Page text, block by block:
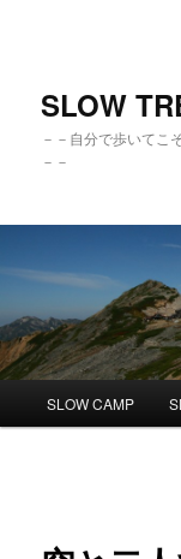
SLOW
－－自分で歩いてこ
－－
メ
SLOW CAMP